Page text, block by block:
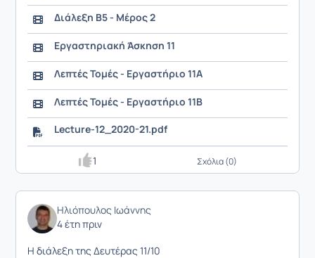
Διάλεξη Β5 - Μέρος 2
Εργαστηριακή Άσκηση 11
Λεπτές Τομές - Εργαστήριο 11Α
Λεπτές Τομές - Εργαστήριο 11Β
Lecture-12_2020-21.pdf
1 Σχόλια (0)
Ηλιόπουλος Ιωάννης
4 έτη πριν
Η διάλεξη της Δευτέρας 11/10